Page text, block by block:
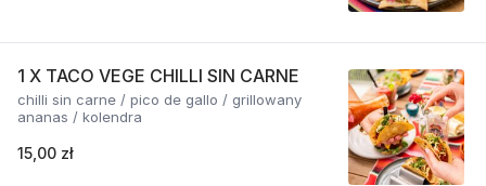
1 X TACO VEGE CHILLI SIN CARNE
chilli sin carne / pico de gallo / grillowany
ananas / kolendra
15,00 zł